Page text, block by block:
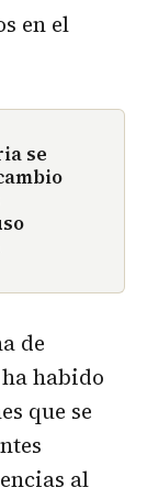
en el
se
de
habido
que se
al